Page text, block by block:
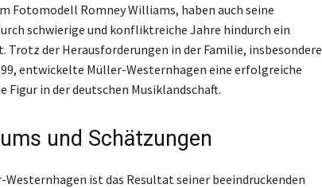
Fotomodell Romney Williams, haben auch seine
schwierige und konfliktreiche Jahre hindurch ein
Trotz der Herausforderungen in der Familie, insbesondere
entwickelte Müller-Westernhagen eine erfolgreiche
Figur in der deutschen Musiklandschaft.
und Schätzungen
Westernhagen ist das Resultat seiner beeindruckenden